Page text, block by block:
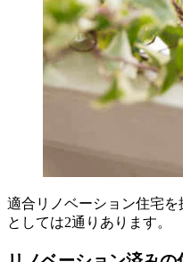
適合リノベーション住宅
としては2通りあります。